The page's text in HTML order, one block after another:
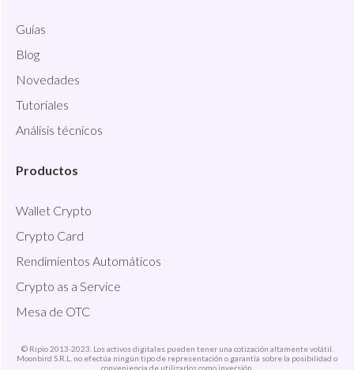
Guías
Blog
Novedades
Tutoriales
Análisis técnicos
Productos
Wallet Crypto
Crypto Card
Rendimientos Automáticos
Crypto as a Service
Mesa de OTC
© Ripio 2013-2023. Los activos digitales pueden tener una cotización altamente volátil.
Moonbird S.R.L. no efectúa ningún tipo de representación o garantía sobre la posibilidad o
conveniencia de utilizarlos como inversión.